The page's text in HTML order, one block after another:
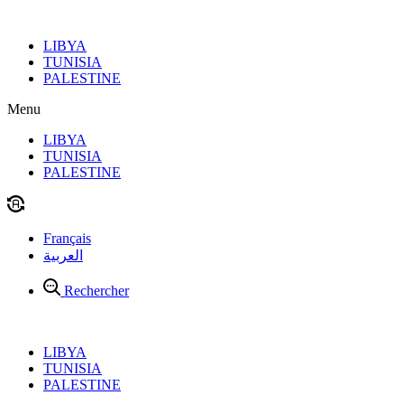
contenuLIBYA
TUNISIA
PALESTINE
Menu
LIBYA
TUNISIA
PALESTINE
Français
العربية
Rechercher
LIBYA
TUNISIA
PALESTINE